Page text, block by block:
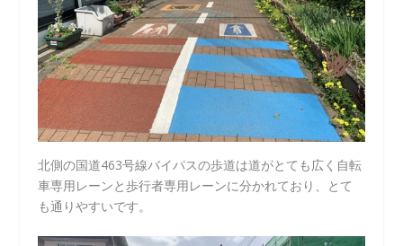
北側の国道463号線バイパスの歩道は道がとても広く自転
車専用レーンと歩行者専用レーンに分かれており、とて
も通りやすいです。